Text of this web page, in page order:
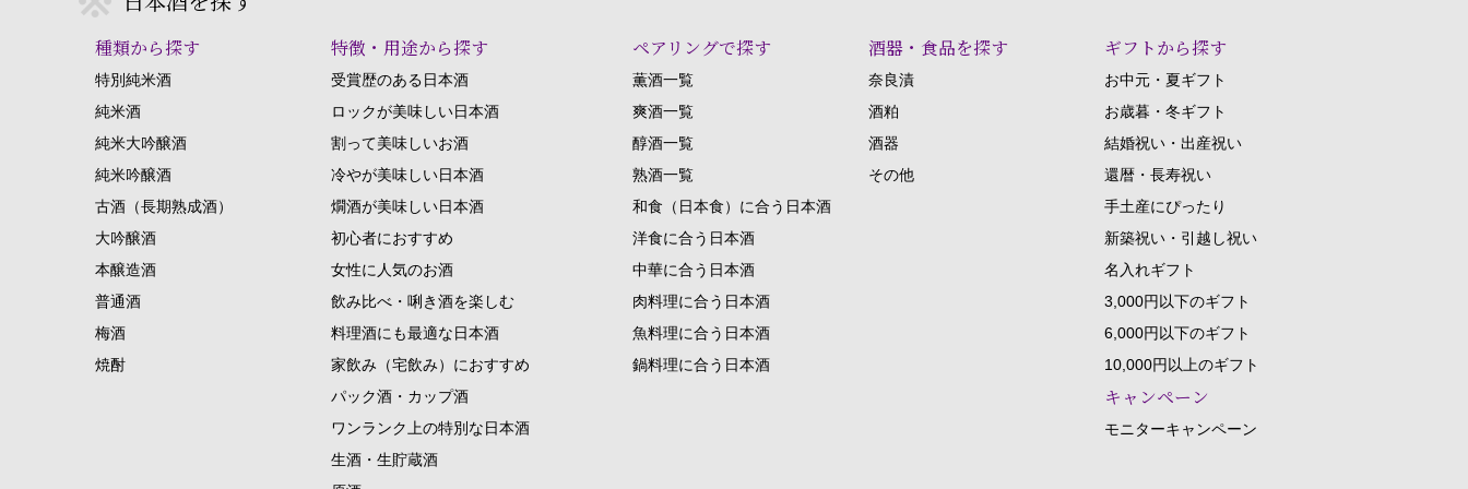
種類から探す
特別純米酒
純米酒
純米大吟醸酒
純米吟醸酒
古酒（長期熟成酒）
大吟醸酒
本醸造酒
普通酒
梅酒
焼酎
特徴・用途から探す
受賞歴のある日本酒
ロックが美味しい日本酒
割って美味しいお酒
冷やが美味しい日本酒
燗酒が美味しい日本酒
初心者におすすめ
女性に人気のお酒
飲み比べ・唎き酒を楽しむ
料理酒にも最適な日本酒
家飲み（宅飲み）におすすめ
パック酒・カップ酒
ワンランク上の特別な日本酒
生酒・生貯蔵酒
ペアリングで探す
薫酒一覧
爽酒一覧
醇酒一覧
熟酒一覧
和食（日本食）に合う日本酒
洋食に合う日本酒
中華に合う日本酒
肉料理に合う日本酒
魚料理に合う日本酒
鍋料理に合う日本酒
酒器・食品を探す
奈良漬
酒粕
酒器
その他
ギフトから探す
お中元・夏ギフト
お歳暮・冬ギフト
結婚祝い・出産祝い
還暦・長寿祝い
手土産にぴったり
新築祝い・引越し祝い
名入れギフト
3,000円以下のギフト
6,000円以下のギフト
10,000円以上のギフト
キャンペーン
モニターキャンペーン